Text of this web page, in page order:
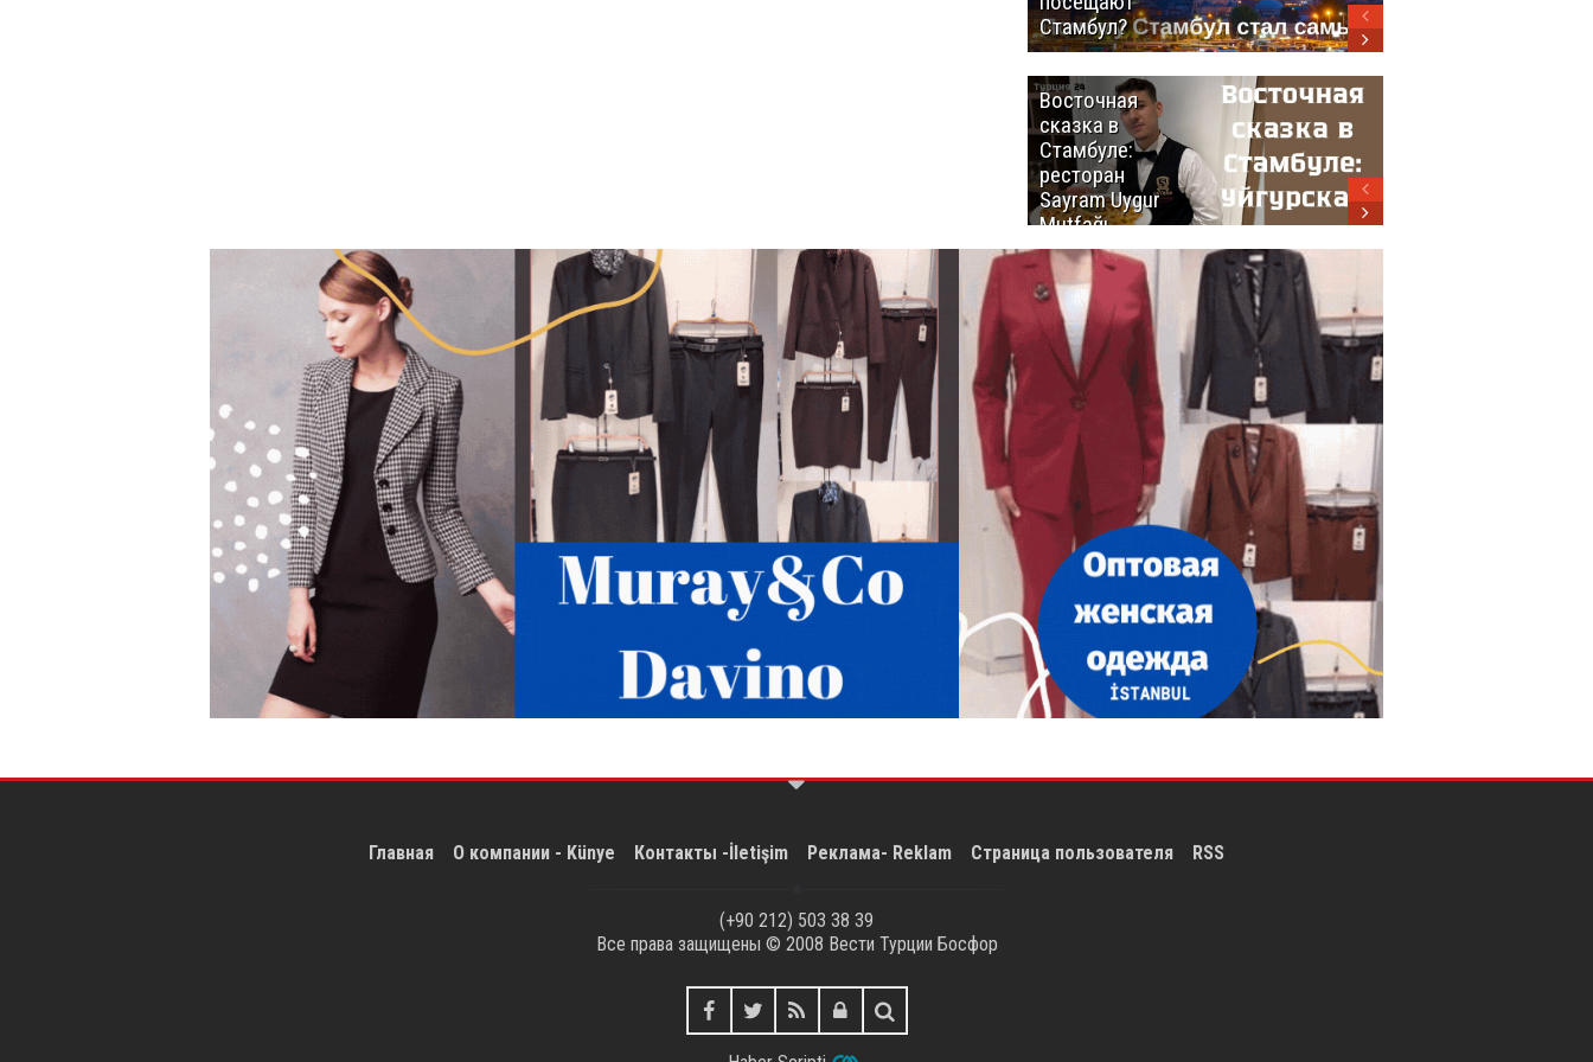
Стамбул?
Восточная
сказка в
Стамбуле:
ресторан
Sayram Uygur
Mutfağı
Главная О компании - Künye Контакты -İletişim Реклама- Reklam Страница пользователя RSS
(+90 212) 503 38 39
Все права защищены © 2008 Вести Турции Босфор